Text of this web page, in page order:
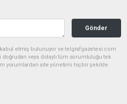
Gönder
kabul etmiş bulunuyor ve telgrafgazetesi.com
doğrudan veya dolaylı tüm sorumluluğu tek
yorumlardan site yönetimi hiçbir şekilde